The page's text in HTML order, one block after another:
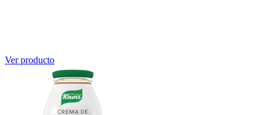
Ver producto